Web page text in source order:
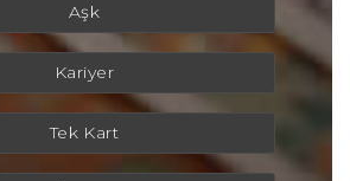
Aşk
Kariyer
Tek Kart